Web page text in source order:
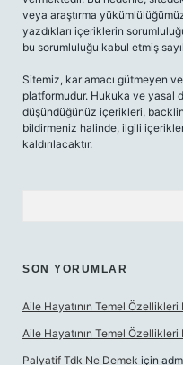
veya araştırma
yazdıkları içeriklerin
bu sorumluluğu kabul etmiş
Sitemiz, kar amacı gütmeyen
platformudur. Hukuka ve yasal
düşündüğünüz içerikleri,
bildirmeniz halinde, ilgili
kaldırılacaktır.
SON YORUMLAR
Aile Hayatının Temel Özellikleri
Aile Hayatının Temel Özellikleri
Palyatif Tdk Ne Demek için